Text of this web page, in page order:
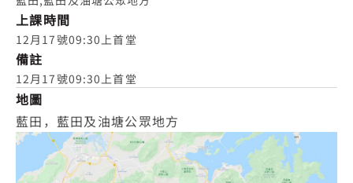
上課時間
12月17號09:30上首堂
備註
12月17號09:30上首堂
地圖
藍田，藍田及油塘公眾地方